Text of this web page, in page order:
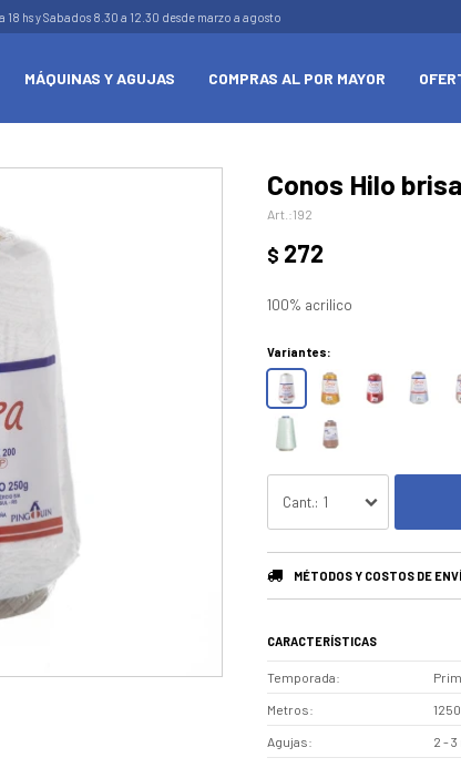
MÁQUINAS Y AGUJAS COMPRAS AL POR MAYOR
18 hs y Sabados 8.30 a 12.30 desde marzo a agosto
Conos Hilo
192
$ 272
100% acrilico
Variantes:
1
MÉTODOS Y COSTOS DE
CARACTERÍSTICAS
Temporada
Metros
Agujas 2 -